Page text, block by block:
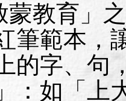
蒙教育」
筆範本，
的字、句
：如「上